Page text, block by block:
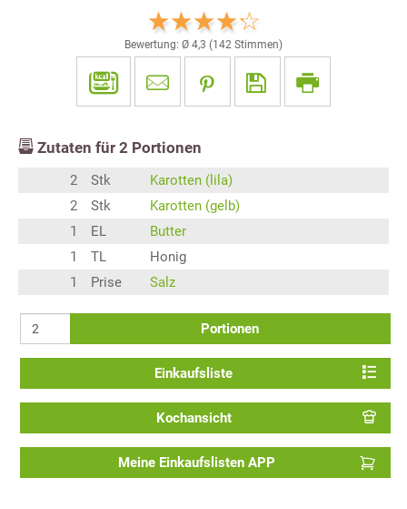
Bewertung: Ø 4,3 (142 Stimmen)
Zutaten für 2 Portionen
2 Stk
Karotten (lila)
2
Stk
Karotten (gelb)
1
EL
Butter
1
TL
Honig
1
Prise Salz
Portionen
Einkaufsliste
Kochansicht
Meine Einkaufslisten APP